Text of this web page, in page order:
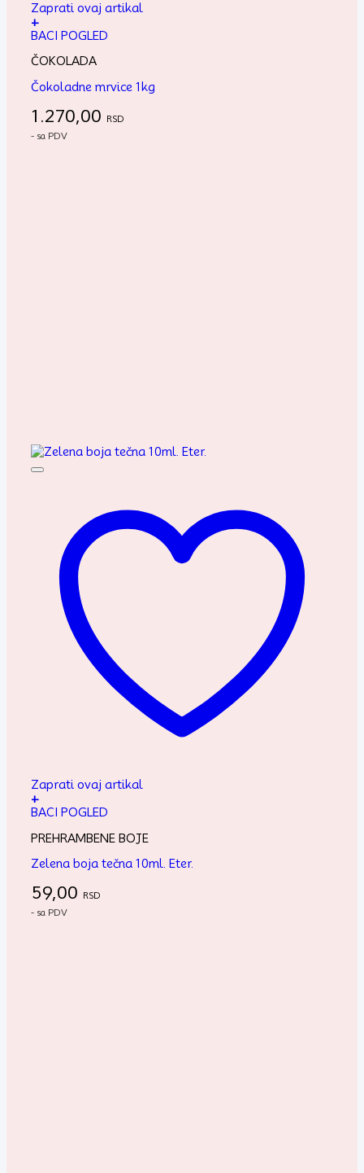
Zaprati ovaj artikal
+
BACI POGLED
ČOKOLADA
Čokoladne mrvice 1kg
1.270,00 RSD
- sa PDV
Zaprati ovaj artikal
+
BACI POGLED
PREHRAMBENE BOJE
Zelena boja tečna 10ml. Eter.
59,00 RSD
- sa PDV